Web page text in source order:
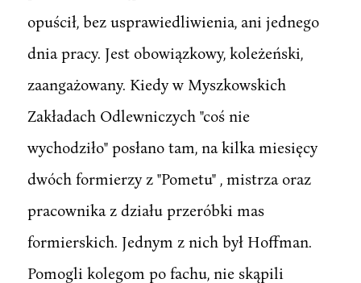
opuścił, bez usprawiedliwienia, ani jednego
dnia pracy. Jest obowiązkowy, koleżeński,
zaangażowany. Kiedy w Myszkowskich
Zakładach Odlewniczych "coś nie
wychodziło" posłano tam, na kilka miesięcy
dwóch formierzy z "Pometu" , mistrza oraz
pracownika z działu przeróbki mas
formierskich. Jednym z nich był Hoffman.
Pomogli kolegom po fachu, nie skąpili